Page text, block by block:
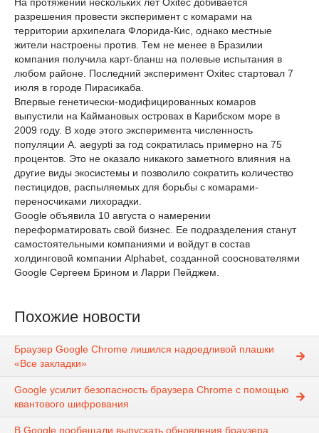
разрешения провести эксперимент с комарами на
территории архипелага Флорида-Кис, однако местные
жители настроены против. Тем не менее в Бразилии
компания получила карт-бланш на полевые испытания в
любом районе. Последний эксперимент Oxitec стартовал 7
июля в городе Пирасикаба.
Впервые генетически-модифицированных комаров
выпустили на Каймановых островах в Карибском море в
2009 году. В ходе этого эксперимента численность
популяции A. aegypti за год сократилась примерно на 75
процентов. Это не оказало никакого заметного влияния на
другие виды экосистемы и позволило сократить количество
пестицидов, распыляемых для борьбы с комарами-
переносчиками лихорадки.
Google объявила 10 августа о намерении
переформатировать свой бизнес. Ее подразделения станут
самостоятельными компаниями и войдут в состав
холдинговой компании Alphabet, созданной сооснователями
Google Сергеем Брином и Ларри Пейджем.
Похожие новости
Браузер Google Chrome лишился надоедливой плашки
«Все закладки»
Google усилит безопасность браузера Chrome с помощью
квантового шифрования
В Google пообещали выпускать обновления браузера